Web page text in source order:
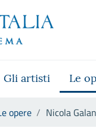
Gli artisti Le
opere Nicola